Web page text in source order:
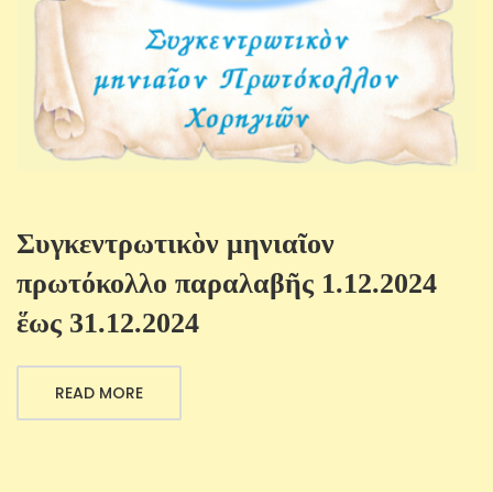
Συγκεντρωτικὸν μηνιαῖον
πρωτόκολλο παραλαβῆς 1.12.2024
ἕως 31.12.2024
READ MORE